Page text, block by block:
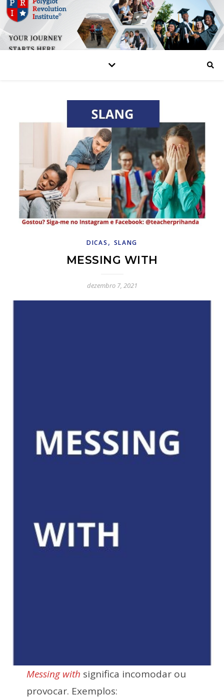
DICAS , SLANG
MESSING WITH
dezembro 7, 2021
Messing with significa incomodar ou
provocar. Exemplos: